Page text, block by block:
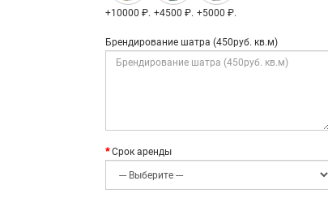
+10000 ₽. +4500 ₽. +5000 ₽.
Брендирование шатра (450руб. кв.м)
Срок аренды